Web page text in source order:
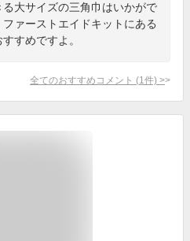
大サイズの三角巾はいかがで
ァーストエイドキットにある
すめですよ。
全てのおすすめコメント (1 件) >